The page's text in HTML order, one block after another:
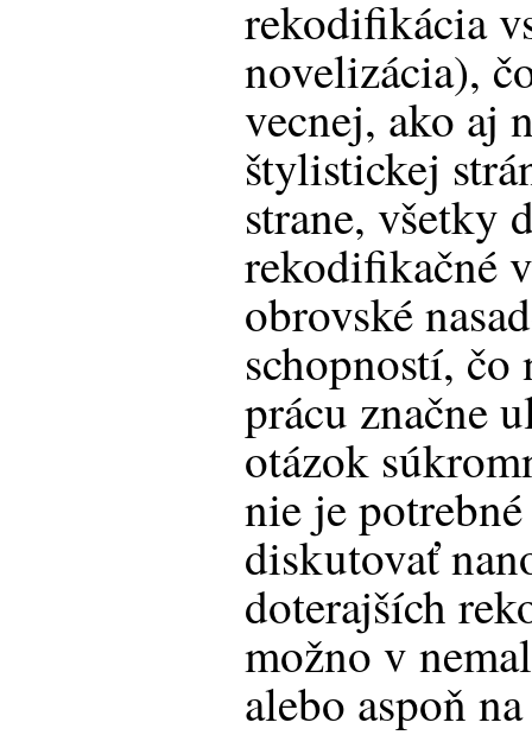
rekodifikácia
novelizácia),
vecnej, ako aj
štylistickej
strane, všetky
rekodifikačné
obrovské
schopností, čo
prácu značne
otázok
nie je
diskutovať
doterajších
možno v
alebo aspoň